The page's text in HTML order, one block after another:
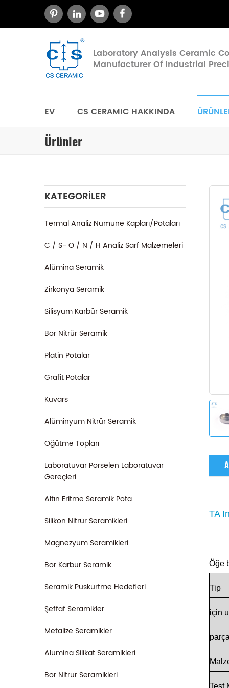
Laboratory Analysis Ceramic
Manufacturer Of Industrial
EV CS CERAMIC HAKKINDA
Ürünler
KATEGORILER
Termal Analiz Numune Kapları/Potaları
C / S- O / N / H Analiz Sarf Malzemeleri
Alümina Seramik
Zirkonya Seramik
Silisyum Karbür Seramik
Bor Nitrür Seramik
Platin Potalar
Grafit Potalar
Kuvars
Alüminyum Nitrür Seramik
Öğütme Topları
Laboratuvar Porselen Laboratuvar
Gereçleri
Altın Eritme Seramik Pota
Silikon Nitrür Seramikleri
Magnezyum Seramikleri
Bor Karbür Seramik
Seramik Püskürtme Hedefleri
Şeffaf Seramikler
Metalize Seramikler
Alümina Silikat Seramikleri
Bor Nitrür Seramikleri
TA
Öğe
Tip
için
parça
Test